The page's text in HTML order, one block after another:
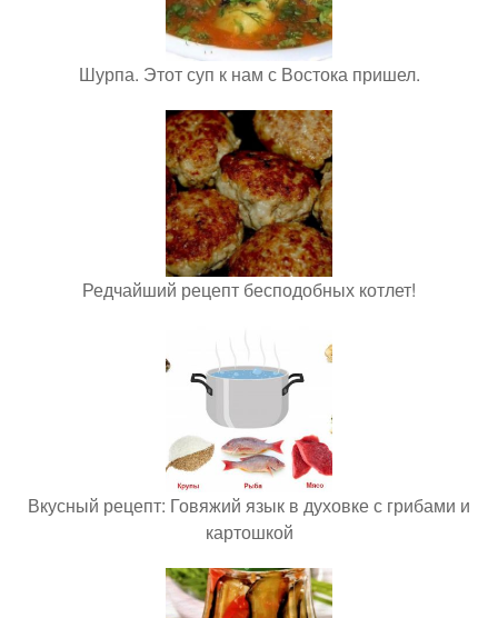
Шурпа. Этот суп к нам с Востока пришел.
Редчайший рецепт бесподобных котлет!
Вкусный рецепт: Говяжий язык в духовке с грибами и
картошкой